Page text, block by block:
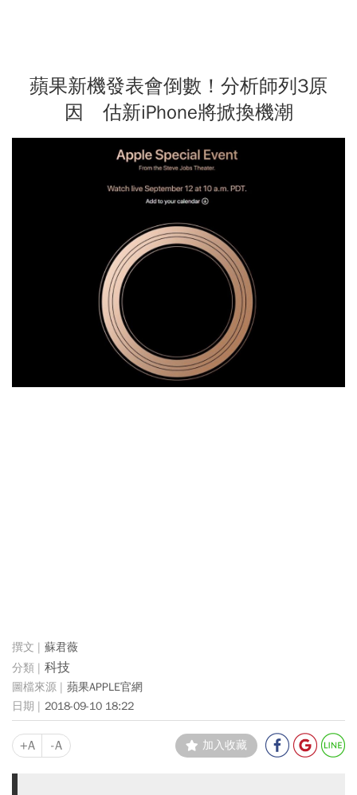
蘋果新機發表會倒數！分析師列3原
因 估新iPhone將掀換機潮
蘇君薇
科技
蘋果APPLE官網
2018-09-10 18:22
+A -A 加入收藏